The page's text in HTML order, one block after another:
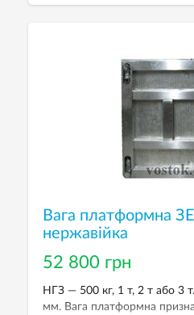
і транспортних компаніях.
Вага платформна
нержавійка
52 800 грн
НГЗ — 500 кг, 1 т, 2 т або 3
мм. Вага платформна